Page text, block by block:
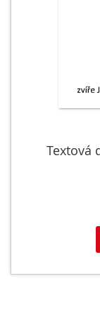
Textová